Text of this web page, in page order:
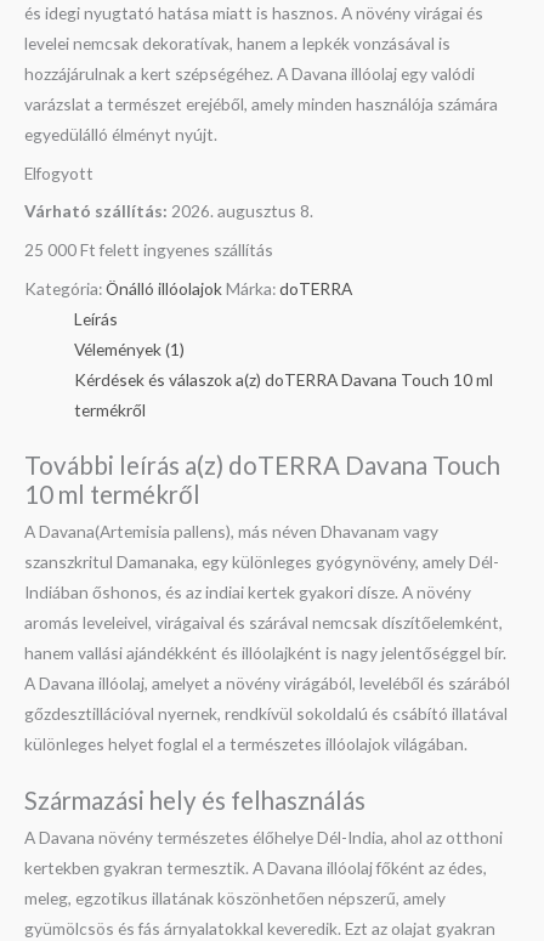
és idegi nyugtató hatása miatt is hasznos. A növény virágai és
levelei nemcsak dekoratívak, hanem a lepkék vonzásával is
hozzájárulnak a kert szépségéhez. A Davana illóolaj egy valódi
varázslat a természet erejéből, amely minden használója számára
egyedülálló élményt nyújt.
Elfogyott
Várható szállítás: 2026. augusztus 8.
25 000 Ft felett ingyenes szállítás
Kategória:Önálló illóolajokMárka:doTERRA
Leírás
Vélemények (1)
Kérdések és válaszok a(z) doTERRA Davana Touch 10 ml
termékről
További leírás a(z) doTERRA Davana Touch
10 ml termékről
A Davana(Artemisia pallens), más néven Dhavanam vagy
szanszkritul Damanaka, egy különleges gyógynövény, amely Dél-
Indiában őshonos, és az indiai kertek gyakori dísze. A növény
aromás leveleivel, virágaival és szárával nemcsak díszítőelemként,
hanem vallási ajándékként és illóolajként is nagy jelentőséggel bír.
A Davana illóolaj, amelyet a növény virágából, leveléből és szárából
gőzdesztillációval nyernek, rendkívül sokoldalú és csábító illatával
különleges helyet foglal el a természetes illóolajok világában.
Származási hely és felhasználás
A Davana növény természetes élőhelye Dél-India, ahol az otthoni
kertekben gyakran termesztik. A Davana illóolaj főként az édes,
meleg, egzotikus illatának köszönhetően népszerű, amely
gyümölcsös és fás árnyalatokkal keveredik. Ezt az olajat gyakran